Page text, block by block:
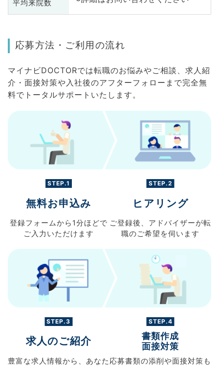
平均来院数
応募方法・ご利用の流れ
マイナビDOCTORでは転職のお悩みやご相談、求人紹
介・面接対策や入社後のアフターフォローまで完全無
料でトータルサポートいたします。
STEP.1
無料お申込み
登録フォームから 1分ほどで
ご入力 いただけます
STEP.2
ヒアリング
ご登録後、 アドバイザーが転
職のご希望を伺います
STEP.3
求人のご紹介
豊富な求人情報から、 あなた
STEP.4
書類作成
面接対策
応募書類の添削や面接対策も